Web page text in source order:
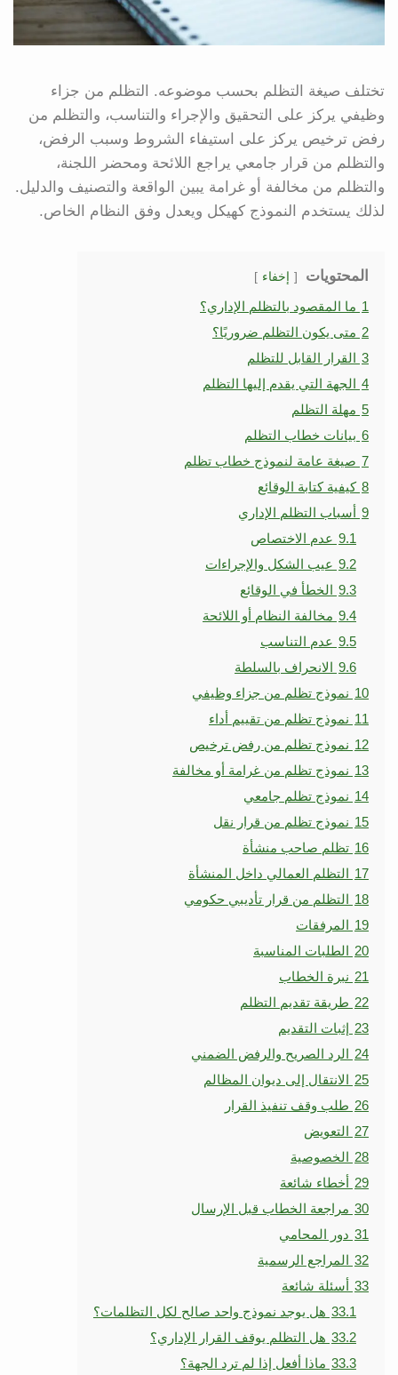
تختلف صيغة التظلم بحسب موضوعه. التظلم من جزاء
وظيفي يركز على التحقيق والإجراء والتناسب، والتظلم من
رفض ترخيص يركز على استيفاء الشروط وسبب الرفض،
والتظلم من قرار جامعي يراجع اللائحة ومحضر اللجنة،
والتظلم من مخالفة أو غرامة يبين الواقعة والتصنيف والدليل.
لذلك يستخدم النموذج كهيكل ويعدل وفق النظام الخاص.
المحتويات إخفاء
1 ما المقصود بالتظلم الإداري؟
2 متى يكون التظلم ضروريًا؟
3 القرار القابل للتظلم
4 الجهة التي يقدم إليها التظلم
5 مهلة التظلم
6 بيانات خطاب التظلم
7 صيغة عامة لنموذج خطاب تظلم
8 كيفية كتابة الوقائع
9 أسباب التظلم الإداري
9.1 عدم الاختصاص
9.2 عيب الشكل والإجراءات
9.3 الخطأ في الوقائع
9.4 مخالفة النظام أو اللائحة
9.5 عدم التناسب
9.6 الانحراف بالسلطة
10 نموذج تظلم من جزاء وظيفي
11 نموذج تظلم من تقييم أداء
12 نموذج تظلم من رفض ترخيص
13 نموذج تظلم من غرامة أو مخالفة
14 نموذج تظلم جامعي
15 نموذج تظلم من قرار نقل
16 تظلم صاحب منشأة
17 التظلم العمالي داخل المنشأة
18 التظلم من قرار تأديبي حكومي
19 المرفقات
20 الطلبات المناسبة
21 نبرة الخطاب
22 طريقة تقديم التظلم
23 إثبات التقديم
24 الرد الصريح والرفض الضمني
25 الانتقال إلى ديوان المظالم
26 طلب وقف تنفيذ القرار
27 التعويض
28 الخصوصية
29 أخطاء شائعة
30 مراجعة الخطاب قبل الإرسال
31 دور المحامي
32 المراجع الرسمية
33 أسئلة شائعة
33.1 هل يوجد نموذج واحد صالح لكل التظلمات؟
33.2 هل التظلم يوقف القرار الإداري؟
33.3 ماذا أفعل إذا لم ترد الجهة؟